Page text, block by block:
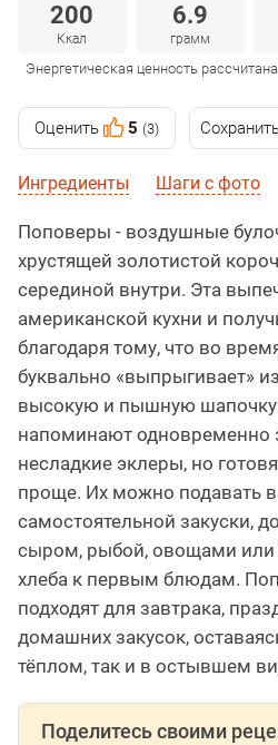
200
Ккал
6.9
грамм
Энергетическая ценность
Оценить 5 (3)
Ингредиенты Шаги с фото
Поповеры - воздушные
хрустящей золотистой
серединой внутри. Эта
американской кухни и
благодаря тому, что во
буквально «выпрыгивает»
высокую и пышную
напоминают одновременно
несладкие эклеры, но
проще. Их можно подавать в
самостоятельной закуски,
сыром, рыбой, овощами или
хлеба к первым блюдам.
подходят для завтрака,
домашних закусок,
тёплом, так и в остывшем
Поделитесь своими